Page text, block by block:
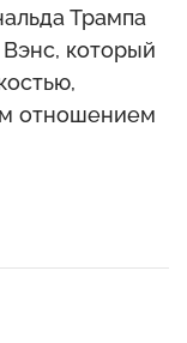
Трампа
который
отношением